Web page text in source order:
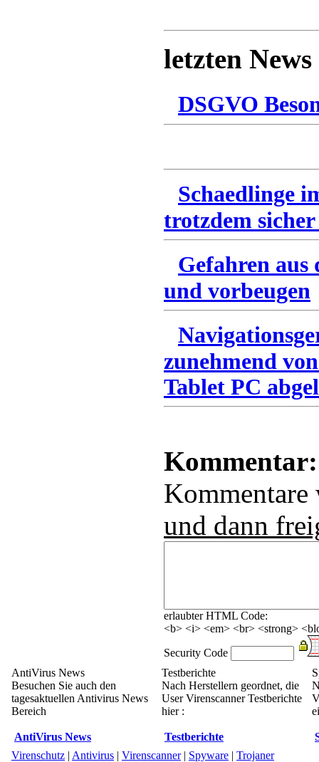
letzten News
DSGVO
Schaedlinge
trotzdem
Gefahren
und vorbeugen
zunehmend
Tablet PC
Kommentar:
und dann
erlaubter HTML Code:
<b> <i> <em> <br> <strong>
Security Code
AntiVirus News
Besuchen Sie auch den
tagesaktuellen Antivirus News
Bereich
AntiVirus News
Testberichte
Nach Herstellern geordnet, die
User Virenscanner Testberichte
hier :
Testberichte
Virenschutz | Antivirus | Virenscanner| Spyware | Trojaner